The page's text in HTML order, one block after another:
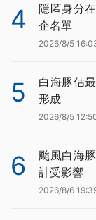
4
隱匿身分
企名單
2026/8/5
5
白海豚估
形成
2026/8/5
6
颱風白海
計受影響
2026/8/6